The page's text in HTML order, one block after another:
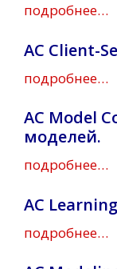
подробнее…
AC Client-
подробнее…
AC Model
моделей.
подробнее…
AC
подробнее…